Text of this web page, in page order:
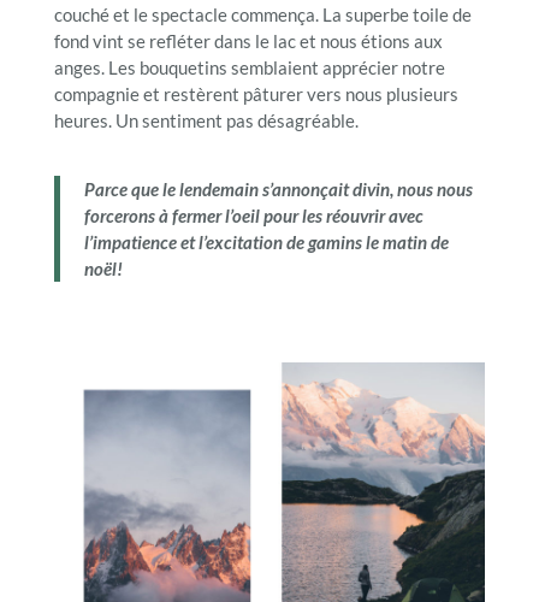
couché et le spectacle commença. La superbe toile de
fond vint se refléter dans le lac et nous étions aux
anges. Les bouquetins semblaient apprécier notre
compagnie et restèrent pâturer vers nous plusieurs
heures. Un sentiment pas désagréable.
Parce que le lendemain s’annonçait divin, nous nous
forcerons à fermer l’oeil pour les réouvrir avec
l’impatience et l’excitation de gamins le matin de
noël!